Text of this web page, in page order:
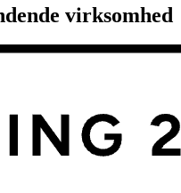
virksomhed